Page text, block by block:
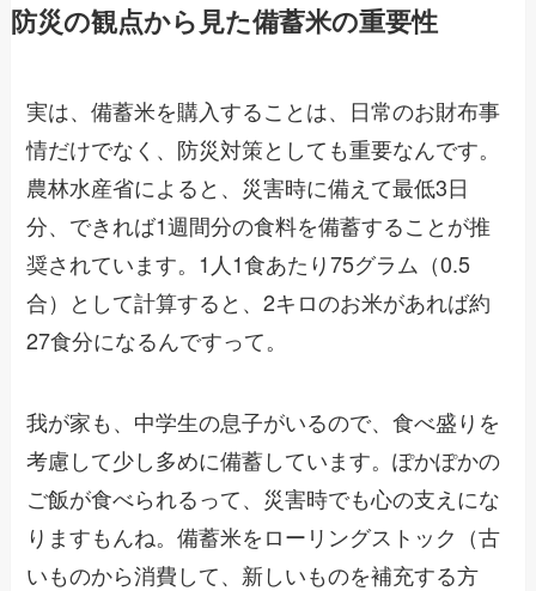
防災の観点から見た備蓄米の重要性
実は、備蓄米を購入することは、日常のお財布事
情だけでなく、防災対策としても重要なんです。
農林水産省によると、災害時に備えて最低3日
分、できれば1週間分の食料を備蓄することが推
奨されています。1人1食あたり75グラム（0.5
合）として計算すると、2キロのお米があれば約
27食分になるんですって。
我が家も、中学生の息子がいるので、食べ盛りを
考慮して少し多めに備蓄しています。ぽかぽかの
ご飯が食べられるって、災害時でも心の支えにな
りますもんね。備蓄米をローリングストック（古
いものから消費して、新しいものを補充する方